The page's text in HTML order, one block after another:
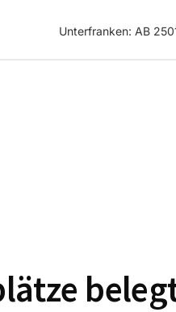
Unterfranken: AB